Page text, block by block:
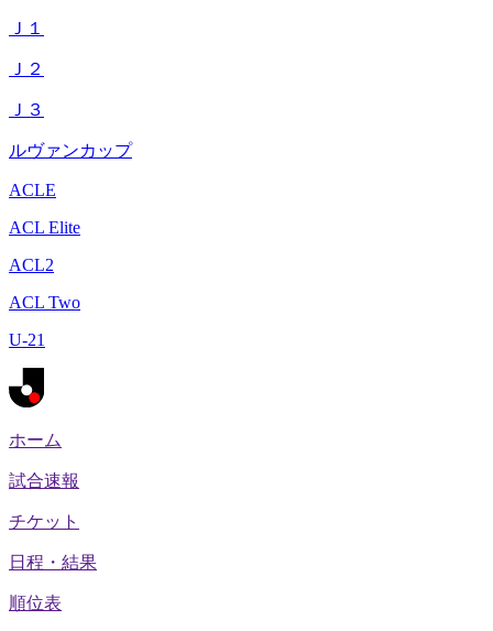
Ｊ１
Ｊ２
Ｊ３
ルヴァンカップ
ACLE
ACL Elite
ACL2
ACL Two
U-21
ホーム
試合速報
チケット
日程・結果
順位表